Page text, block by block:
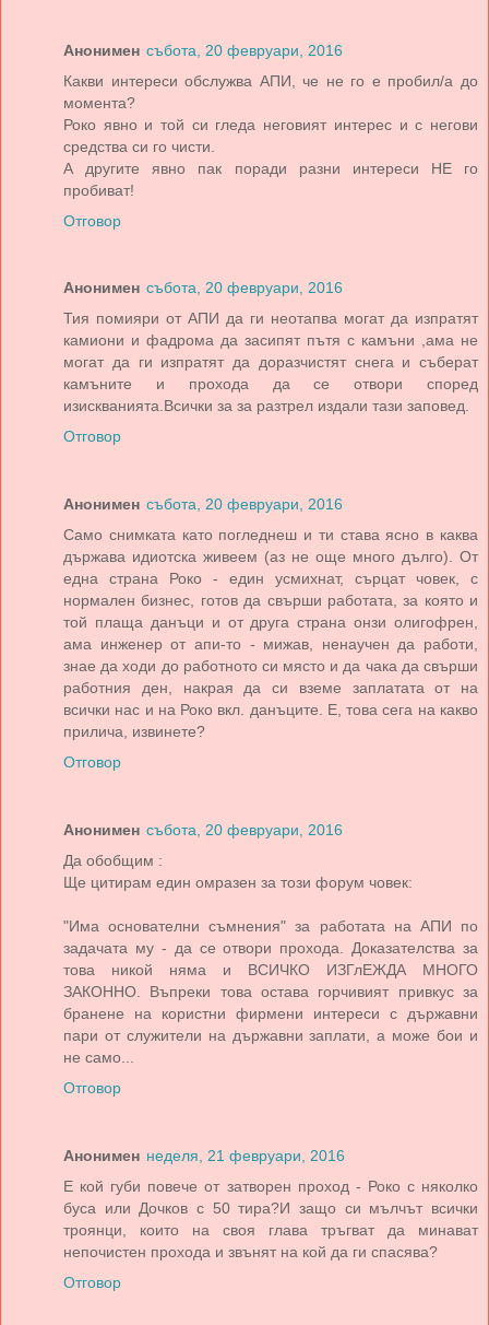
Анонимен събота, 20 февруари, 2016
Какви интереси обслужва АПИ, че не го е пробил/а до
момента?
Роко явно и той си гледа неговият интерес и с негови
средства си го чисти.
А другите явно пак поради разни интереси НЕ го
пробиват!
Отговор
Анонимен събота, 20 февруари, 2016
Тия помияри от АПИ да ги неотапва могат да изпратят
камиони и фадрома да засипят пътя с камъни ,ама не
могат да ги изпратят да доразчистят снега и съберат
камъните и прохода да се отвори според
изискванията.Всички за за разтрел издали тази заповед.
Отговор
Анонимен събота, 20 февруари, 2016
Само снимката като погледнеш и ти става ясно в каква
държава идиотска живеем (аз не още много дълго). От
една страна Роко - един усмихнат, сърцат човек, с
нормален бизнес, готов да свърши работата, за която и
той плаща данъци и от друга страна онзи олигофрен,
ама инженер от апи-то - мижав, ненаучен да работи,
знае да ходи до работното си място и да чака да свърши
работния ден, накрая да си вземе заплатата от на
всички нас и на Роко вкл. данъците. Е, това сега на какво
прилича, извинете?
Отговор
Анонимен събота, 20 февруари, 2016
Да обобщим :
Ще цитирам един омразен за този форум човек:
"Има основателни съмнения" за работата на АПИ по
задачата му - да се отвори прохода. Доказателства за
това никой няма и ВСИЧКО ИЗГлЕЖДА МНОГО
ЗАКОННО. Въпреки това остава горчивият привкус за
бранене на користни фирмени интереси с държавни
пари от служители на държавни заплати, а може бои и
не само...
Отговор
Анонимен неделя, 21 февруари, 2016
Е кой губи повече от затворен проход - Роко с няколко
буса или Дочков с 50 тира?И защо си мълчът всички
троянци, които на своя глава тръгват да минават
непочистен прохода и звънят на кой да ги спасява?
Отговор